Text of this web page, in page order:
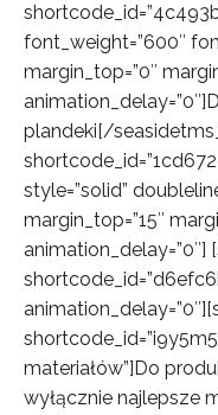
font_weight=”600″
margin_top=”0″
plandeki[/
style=”solid”
margin_top=”15″
materiałów”]Do
wyłącznie najlepsze